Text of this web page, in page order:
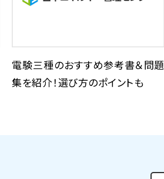
電験三種のおすすめ参考書＆問題
集を紹介！選び方のポイントも